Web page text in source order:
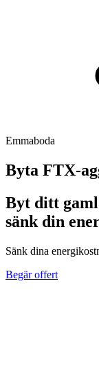
Emmaboda
Byta FTX-
Byt ditt
sänk din
Sänk dina
Begär offert